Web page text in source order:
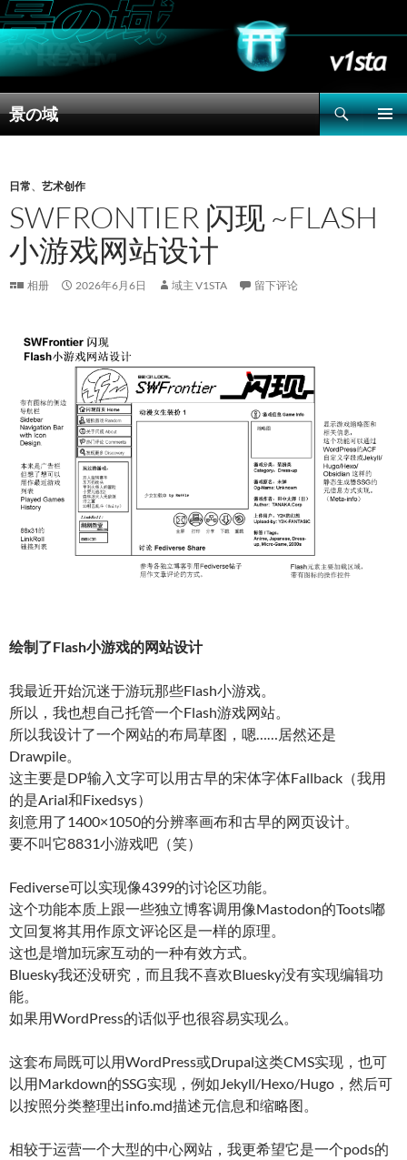
景の域
搜
索
文
日常、 艺术创作
SWFRONTIER 闪现 ~FLASH
小游戏网站设计
相册 2026年6月6日 域主 V1STA 留下评论
绘制了Flash小游戏的网站设计
我最近开始沉迷于游玩那些Flash小游戏。
所以，我也想自己托管一个Flash游戏网站。
所以我设计了一个网站的布局草图，嗯……居然还是
Drawpile。
这主要是DP输入文字可以用古早的宋体字体Fallback（我用
的是Arial和Fixedsys）
刻意用了1400×1050的分辨率画布和古早的网页设计。
要不叫它8831小游戏吧（笑）
Fediverse可以实现像4399的讨论区功能。
这个功能本质上跟一些独立博客调用像Mastodon的Toots嘟
文回复将其用作原文评论区是一样的原理。
这也是增加玩家互动的一种有效方式。
Bluesky我还没研究，而且我不喜欢Bluesky没有实现编辑功
能。
如果用WordPress的话似乎也很容易实现么。
这套布局既可以用WordPress或Drupal这类CMS实现，也可
以用Markdown的SSG实现，例如Jekyll/Hexo/Hugo，然后可
以按照分类整理出info.md描述元信息和缩略图。
相较于运营一个大型的中心网站，我更希望它是一个pods的